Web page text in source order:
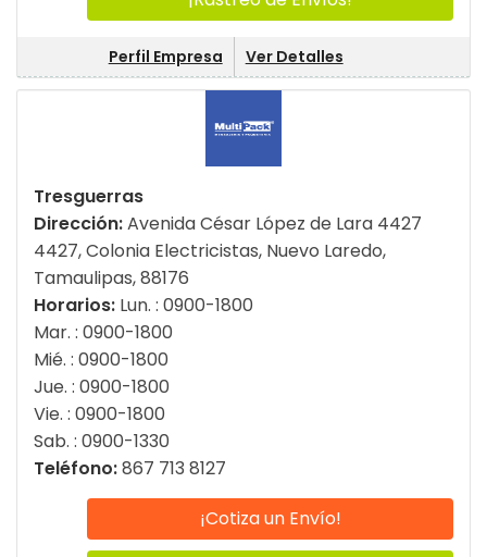
Perfil Empresa Ver Detalles
Tresguerras
Dirección:Avenida César López de Lara 4427
4427, Colonia Electricistas, Nuevo Laredo,
Tamaulipas, 88176
Horarios: Lun. : 0900-1800
Mar. : 0900-1800
Mié. : 0900-1800
Jue. : 0900-1800
Vie. : 0900-1800
Sab. : 0900-1330
Teléfono:867 713 8127
¡Cotiza un Envío!